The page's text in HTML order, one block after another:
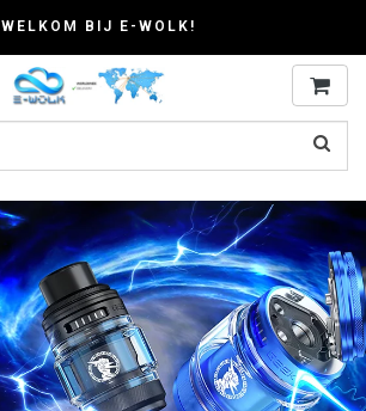
WELKOM BIJ E-WOLK!